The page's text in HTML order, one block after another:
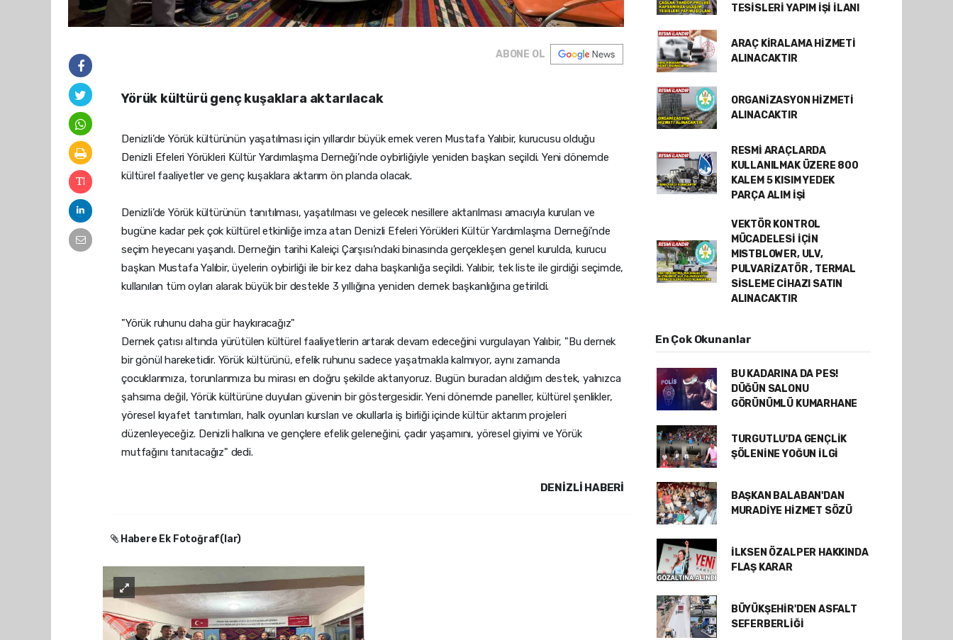
ABONE OL
Yörük kültürü genç kuşaklara aktarılacak
Denizli’de Yörük kültürünün yaşatılması için yıllardır büyük emek veren Mustafa Yalıbir, kurucusu olduğu
Denizli Efeleri Yörükleri Kültür Yardımlaşma Derneği’nde oybirliğiyle yeniden başkan seçildi. Yeni dönemde
kültürel faaliyetler ve genç kuşaklara aktarım ön planda olacak.
Denizli’de Yörük kültürünün tanıtılması, yaşatılması ve gelecek nesillere aktarılması amacıyla kurulan ve
bugüne kadar pek çok kültürel etkinliğe imza atan Denizli Efeleri Yörükleri Kültür Yardımlaşma Derneği’nde
seçim heyecanı yaşandı. Derneğin tarihi Kaleiçi Çarşısı’ndaki binasında gerçekleşen genel kurulda, kurucu
başkan Mustafa Yalıbir, üyelerin oybirliği ile bir kez daha başkanlığa seçildi. Yalıbir, tek liste ile girdiği seçimde,
kullanılan tüm oyları alarak büyük bir destekle 3 yıllığına yeniden dernek başkanlığına getirildi.
"Yörük ruhunu daha gür haykıracağız"
Dernek çatısı altında yürütülen kültürel faaliyetlerin artarak devam edeceğini vurgulayan Yalıbir, "Bu dernek
bir gönül hareketidir. Yörük kültürünü, efelik ruhunu sadece yaşatmakla kalmıyor, aynı zamanda
çocuklarımıza, torunlarımıza bu mirası en doğru şekilde aktarıyoruz. Bugün buradan aldığım destek, yalnızca
şahsıma değil, Yörük kültürüne duyulan güvenin bir göstergesidir. Yeni dönemde paneller, kültürel şenlikler,
yöresel kıyafet tanıtımları, halk oyunları kursları ve okullarla iş birliği içinde kültür aktarım projeleri
düzenleyeceğiz. Denizli halkına ve gençlere efelik geleneğini, çadır yaşamını, yöresel giyimi ve Yörük
mutfağını tanıtacağız" dedi.
DENIZLI HABERİ
Habere Ek Fotoğraf(lar)
TESİSLERİ YAPIM İŞİ İLANI
ARAÇ KİRALAMA HİZMETİ
ALINACAKTIR
ORGANİZASYON HİZMETİ
ALINACAKTIR
RESMİ ARAÇLARDA
KULLANILMAK ÜZERE 800
KALEM 5 KISIM YEDEK
PARÇA ALIM İŞİ
VEKTÖR KONTROL
MÜCADELESİ İÇİN
MISTBLOWER, ULV,
PULVARİZATÖR , TERMAL
SİSLEME CİHAZI SATIN
ALINACAKTIR
En Çok Okunanlar
BU KADARINA DA PES!
DÜĞÜN SALONU
GÖRÜNÜMLÜ KUMARHANE
TURGUTLU'DA GENÇLİK
ŞÖLENİNE YOĞUN İLGİ
BAŞKAN BALABAN'DAN
MURADİYE HİZMET SÖZÜ
İLKSEN ÖZALPER HAKKINDA
FLAŞ KARAR
BÜYÜKŞEHİR'DEN ASFALT
SEFERBERLİĞİ